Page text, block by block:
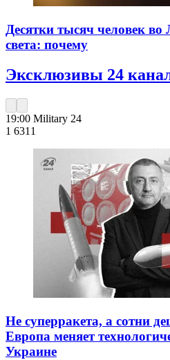
Десятки тысяч человек во
света: почему
Эксклюзивы 24
19:00 Military 24
1 631 1
Не суперракета, а сотни
Европа меняет
Украине